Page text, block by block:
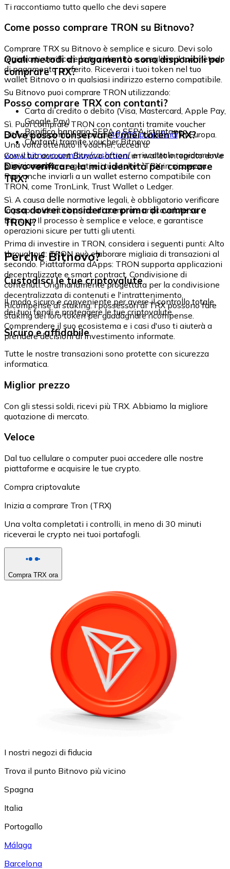
Ti raccontiamo tutto quello che devi sapere
Come posso comprare TRON su Bitnovo?
Comprare TRX su Bitnovo è semplice e sicuro. Devi solo
registrarti, verificare la tua identità e scegliere il tuo metodo
di pagamento preferito. Riceverai i tuoi token nel tuo
wallet Bitnovo o in qualsiasi indirizzo esterno compatibile.
Quali metodi di pagamento sono disponibili per
comprare TRX?
Su Bitnovo puoi comprare TRON utilizzando:
Carta di credito o debito (Visa, Mastercard, Apple Pay,
Google Pay)
Bonifico bancario SEPA o SEPA istantaneo
Contanti tramite voucher Bitnovo
Posso comprare TRX con contanti?
Sì. Puoi comprare TRON con contanti tramite voucher
Bitnovo, disponibili in più di40.000 punti fisiciin Europa.
Una volta ottenuto il voucher, accedi a:
www.bitnovo.com/buy/cash/tron/e riscattalo rapidamente
e in sicurezza.
Dove posso conservare i miei token TRX?
Con il tuo account Bitnovo ottieni un wallet integrato dove
puoi conservare e gestire i tuoi token TRX in sicurezza.
Puoi anche inviarli a un wallet esterno compatibile con
TRON, come TronLink, Trust Wallet o Ledger.
Devo verificare la mia identità per comprare
TRX?
Sì. A causa delle normative legali, è obbligatorio verificare
la propria identità prima di comprare criptovalute su
Bitnovo. Il processo è semplice e veloce, e garantisce
operazioni sicure per tutti gli utenti.
Cosa dovrei considerare prima di comprare
TRON?
Prima di investire in TRON, considera i seguenti punti: Alto
throughput: TRON può elaborare migliaia di transazioni al
secondo. Piattaforma dApps: TRON supporta applicazioni
decentralizzate e smart contract. Condivisione di
contenuti: Originariamente progettata per la condivisione
decentralizzata di contenuti e l'intrattenimento.
Ricompense di staking: I possessori di TRX possono fare
staking dei loro token per guadagnare ricompense.
Comprendere il suo ecosistema e i casi d'uso ti aiuterà a
prendere decisioni di investimento informate.
Perché Bitnovo?
Custodisci le tue criptovalute
Il modo sicuro e conveniente per avere il controllo totale
dei tuoi fondi e proteggere le tue criptovalute.
Sicuro e affidabile
Tutte le nostre transazioni sono protette con sicurezza
informatica.
Miglior prezzo
Con gli stessi soldi, ricevi più TRX. Abbiamo la migliore
quotazione di mercato.
Veloce
Dal tuo cellulare o computer puoi accedere alle nostre
piattaforme e acquisire le tue crypto.
Compra criptovalute
Inizia a comprare Tron (TRX)
Una volta completati i controlli, in meno di 30 minuti
riceverai le crypto nei tuoi portafogli.
Compra TRX ora
I nostri negozi di fiducia
Trova il punto Bitnovo più vicino
Spagna
Italia
Portogallo
Málaga
Barcelona